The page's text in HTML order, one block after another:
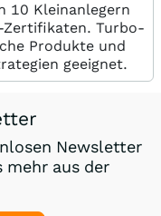
10 Kleinanlegern
Zertifikaten. Turbo-
Produkte und
geeignet.
Newsletter
mehr aus der